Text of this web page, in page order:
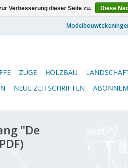
ZÜGE HOLZBAU
NEUE ZEITSCHRIFTEN
"De
Verbesserung dieser Seite zu. Diese